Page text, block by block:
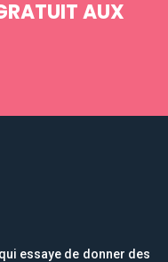
AUX
essaye de donner des